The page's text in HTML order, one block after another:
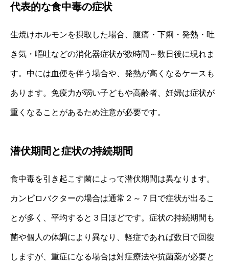
代表的な食中毒の症状
生焼けホルモンを摂取した場合、腹痛・下痢・発熱・吐
き気・嘔吐などの消化器症状が数時間～数日後に現れま
す。中には血便を伴う場合や、発熱が高くなるケースも
あります。免疫力が弱い子どもや高齢者、妊婦は症状が
重くなることがあるため注意が必要です。
潜伏期間と症状の持続期間
食中毒を引き起こす菌によって潜伏期間は異なります。
カンピロバクターの場合は通常２～７日で症状が出るこ
とが多く、平均すると３日ほどです。症状の持続期間も
菌や個人の体調により異なり、軽症であれば数日で回復
しますが、重症になる場合は対症療法や抗菌薬が必要と